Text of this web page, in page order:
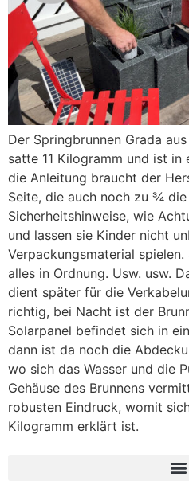
Der Springbrunnen Grada
satte 11 Kilogramm und ist
die Anleitung braucht der
Seite, die auch noch zu ¾
Sicherheitshinweise, wie
und lassen sie Kinder nicht
Verpackungsmaterial
alles in Ordnung. Usw. usw.
dient später für die
richtig, bei Nacht ist der
Solarpanel befindet sich in
dann ist da noch die
wo sich das Wasser und die
Gehäuse des Brunnens
robusten Eindruck, womit
Kilogramm erklärt ist.